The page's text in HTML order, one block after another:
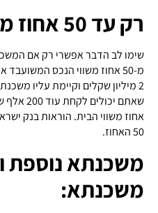
רק עד 50 אחוז משווי הנכס:
שימו לב הדבר אפשרי רק אם
מ-50 אחוז משווי הנכס
אחוז משווי הבית. הוראות בנק
50 האחוז.
משכנתא נוספת
משכנתא: